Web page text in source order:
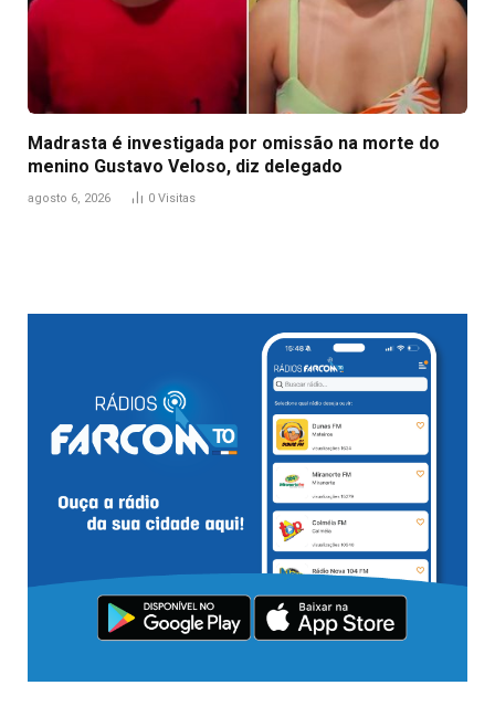
Madrasta é investigada por omissão na morte do
menino Gustavo Veloso, diz delegado
agosto 6, 2026 0 Visitas